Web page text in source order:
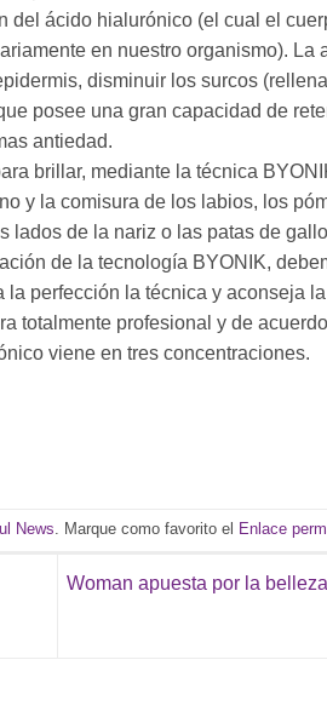
del ácido hialurónico (el cual el
en nuestro organismo). La
disminuir los surcos
posee una gran capacidad de
antiedad.
brillar, mediante la técnica
y la comisura de los labios, los
lados de la nariz o las patas de
de la tecnología BYONIK,
perfección la técnica y aconseja
totalmente profesional y de
viene en tres concentraciones.
News . Marque como favorito el Enlace
Woman apuesta por la